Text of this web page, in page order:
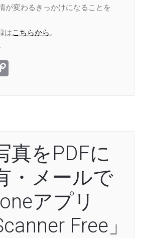
が変わるきっかけになることを
はこちらから。
真をPDFに
・メールで
アプリ
Free」